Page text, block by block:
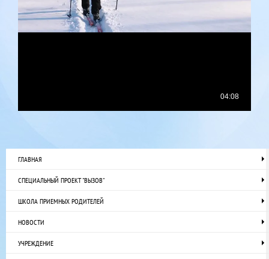
ГЛАВНАЯ
СПЕЦИАЛЬНЫЙ ПРОЕКТ "ВЫЗОВ"
ШКОЛА ПРИЕМНЫХ РОДИТЕЛЕЙ
НОВОСТИ
УЧРЕЖДЕНИЕ